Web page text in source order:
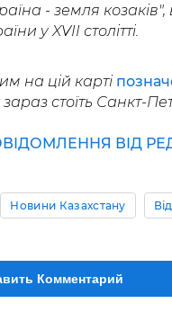
- земля
у XVII столітті.
на цій карті
стоїть Санкт-
ВІД
Новини Казахстану
Комментарий